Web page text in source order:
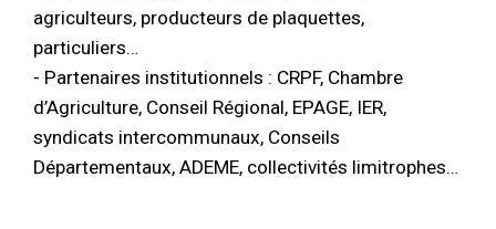
agriculteurs, producteurs de plaquettes,
particuliers…
- Partenaires institutionnels : CRPF, Chambre
d’Agriculture, Conseil Régional, EPAGE, IER,
syndicats intercommunaux, Conseils
Départementaux, ADEME, collectivités limitrophes…